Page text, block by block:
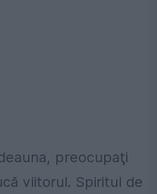
preocupaţi
viitorul. Spiritul de